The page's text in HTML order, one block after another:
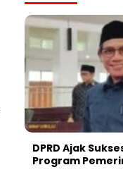
DPRD Ajak
Program